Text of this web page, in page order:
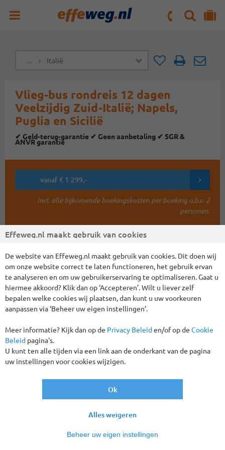
ZOEKENNAAR 'MIJN REIS' OMGEVING
… Italië Doorsturen
Vlieg-bus rondreis 12 dagen
Veelzijdig Zuid-Italië; Napels,
Puglia en Sicilië
✔ Geld-terug-garantie ✔ Geen aanbetaling ✔ SGR &
ANVR garantie
vanaf € 1.299,-
Incl. alle bijkomende boekingskosten per boeking o.b.v. 2
personen.
Vertrekgaranties!
Het mooiste van Zuid-Italië in een enorm afwisselende reis!
liefhebbers. We nemen u mee naar het eiland Ischia, de
één van de kleurrijkste en boeiendste eilanden in de
met de bekende grottenstad Matera, de fantastische steden
Effeweg.nl maakt gebruik van cookies
De website van Effeweg.nl maakt gebruik van cookies. Dit doen wij
om onze website correct te laten functioneren, het gebruik ervan
te analyseren en om uw gebruikerservaring te optimaliseren. Gaat u
hiermee akkoord? Klik dan op ‘Accepteren’. Wilt u liever zelf
bepalen welke cookies wij plaatsen, dan kunt u uw voorkeuren
aanpassen via ‘Beheer uw eigen instellingen’.
Meer informatie? Kijk dan op de Privacy Beleiden/of op de Cookie
Beleid pagina's.
U kunt ten alle tijden via een link aan de onderkant van de pagina
uw instellingen voor cookies wijzigen.
Beheer uw eigen instellingen
Alles weigeren
Ok